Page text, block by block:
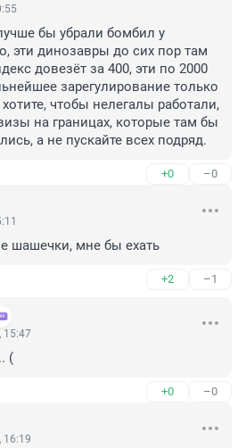
бы убрали бомбил у
эти динозавры до сих пор там
довезёт за 400, эти по 2000
зарегулирование только
чтобы нелегалы работали,
на границах, которые там бы
а не пускайте всех подряд.
+0 –0
шашечки, мне бы ехать
+2 –1
15:47
(
+0 –0
16:19